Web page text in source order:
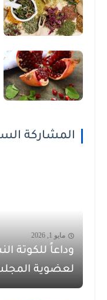
المشاركة
مايو 1, 2026
وداعاً للكوتة
لعضوية